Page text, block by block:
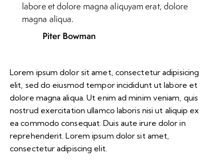
labore et dolore magna aliquyam erat, dolore
magna aliqua.
Piter Bowman
Lorem ipsum dolor sit amet, consectetur adipisicing
elit, sed do eiusmod tempor incididunt ut labore et
dolore magna aliqua. Ut enim ad minim veniam, quis
nostrud exercitation ullamco laboris nisi ut aliquip ex
ea commodo consequat. Duis aute irure dolor in
reprehenderit. Lorem ipsum dolor sit amet,
consectetur adipiscing elit.